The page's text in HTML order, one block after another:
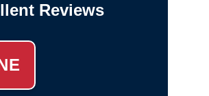
Reviews